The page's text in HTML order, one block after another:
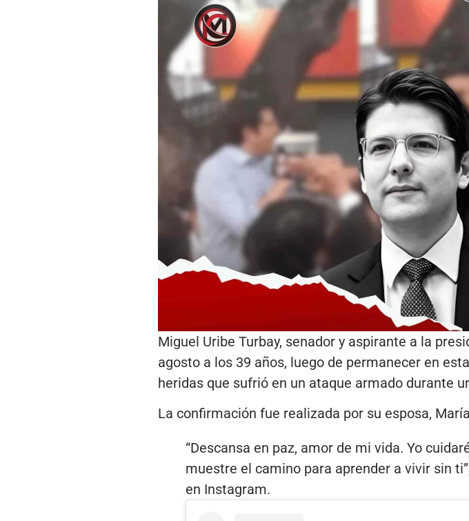
Miguel Uribe Turbay, senador y aspirante a la
agosto a los 39 años, luego de permanecer en
heridas que sufrió en un ataque armado durante
La confirmación fue realizada por su esposa,
“Descansa en paz, amor de mi vida. Yo
muestre el camino para aprender a vivir sin
en Instagram.